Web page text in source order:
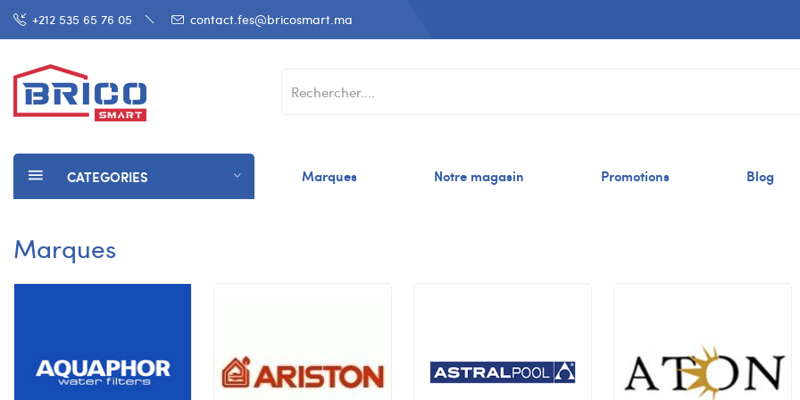
+212 535 65 76 05 contact.fes@bricosmart.ma
CATEGORIES Marques Notre magasin Promotions Blog
Marques